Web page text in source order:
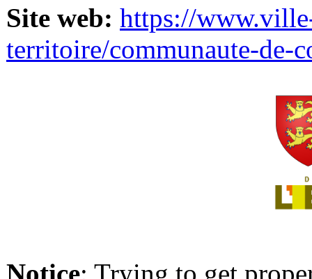
Site web: https://
territoire/communaute-de-